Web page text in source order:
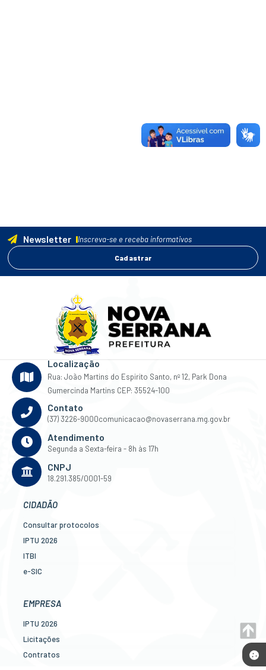
Newsletter Inscreva-se e receba informativos
Cadastrar
Localização
Rua: João Martins do Espirito Santo, nº 12, Park Dona
Gumercinda Martins CEP: 35524-100
Contato
(37) 3226-9000comunicacao@novaserrana.mg.gov.br
Atendimento
Segunda a Sexta-feira - 8h às 17h
CNPJ
18.291.385/0001-59
CIDADÃO
Consultar protocolos
IPTU 2026
ITBI
e-SIC
Legislação
EMPRESA
IPTU 2026
Licitações
Contratos